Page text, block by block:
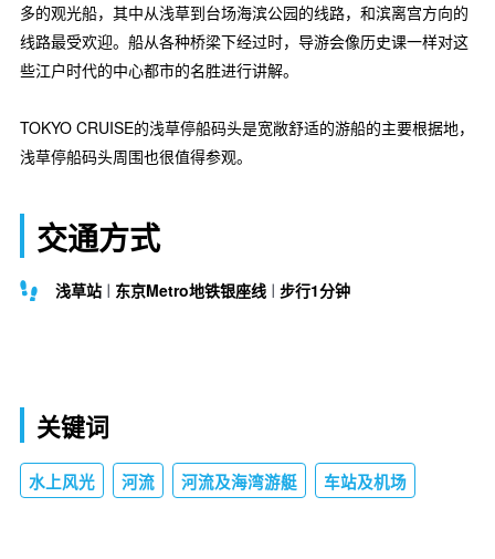
多的观光船，其中从浅草到台场海滨公园的线路，和滨离宫方向的
线路最受欢迎。船从各种桥梁下经过时，导游会像历史课一样对这
些江户时代的中心都市的名胜进行讲解。
TOKYO CRUISE的浅草停船码头是宽敞舒适的游船的主要根据地，
浅草停船码头周围也很值得参观。
交通方式
浅草站 东京Metro地铁银座线 步行1分钟
关键词
水上风光 河流 河流及海湾游艇 车站及机场